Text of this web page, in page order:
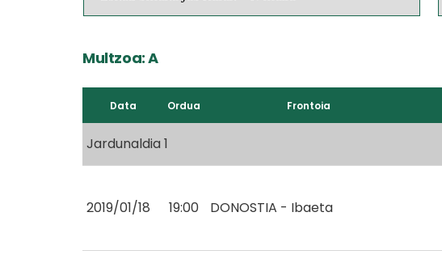
Multzoa: A
Data Ordua Frontoia
Jardunaldia 1
2019/01/18 19:00 DONOSTIA - Ibaeta